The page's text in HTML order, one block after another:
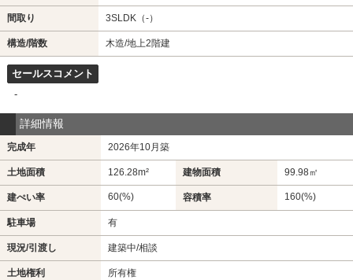
間取り 3SLDK（-）
構造/階数 木造/地上2階建
セールスコメント
-
詳細情報
完成年 2026年10月築
土地面積 126.28m² 建物面積 99.98㎡
建ぺい率 60(%) 容積率 160(%)
駐車場 有
現況/引渡し 建築中/相談
土地権利 所有権